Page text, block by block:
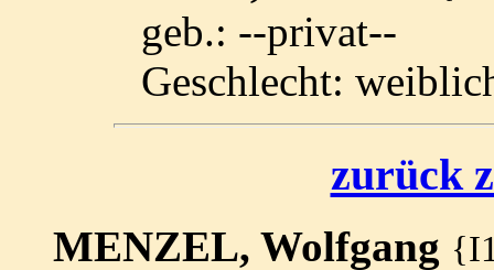
geb.: --privat--
Geschlecht:
zurück
MENZEL, Wolfgang